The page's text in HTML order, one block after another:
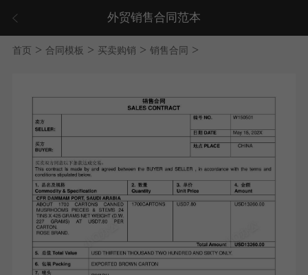
外贸销售合同范本
首页 > 合同模板 > 买卖购销 > 销售合同 >